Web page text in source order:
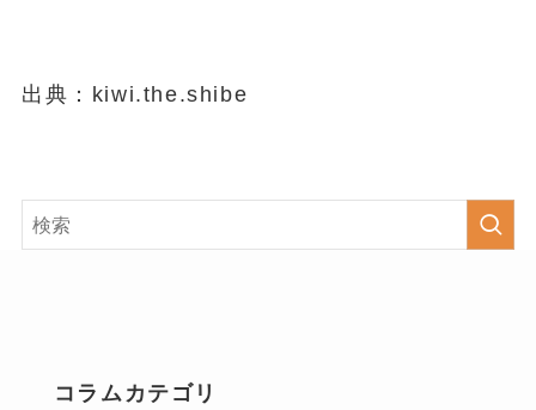
出典：kiwi.the.shibe
コラムカテゴリ